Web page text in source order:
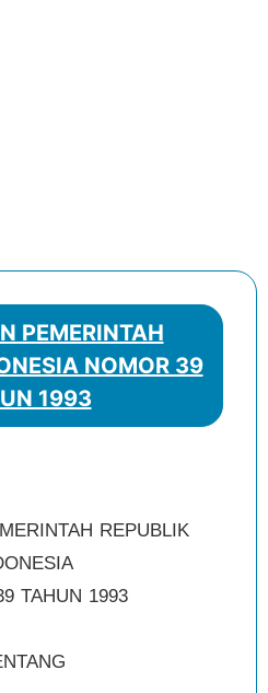
PEMERINTAH
NOMOR 39
1993
REPUBLIK
TAHUN 1993